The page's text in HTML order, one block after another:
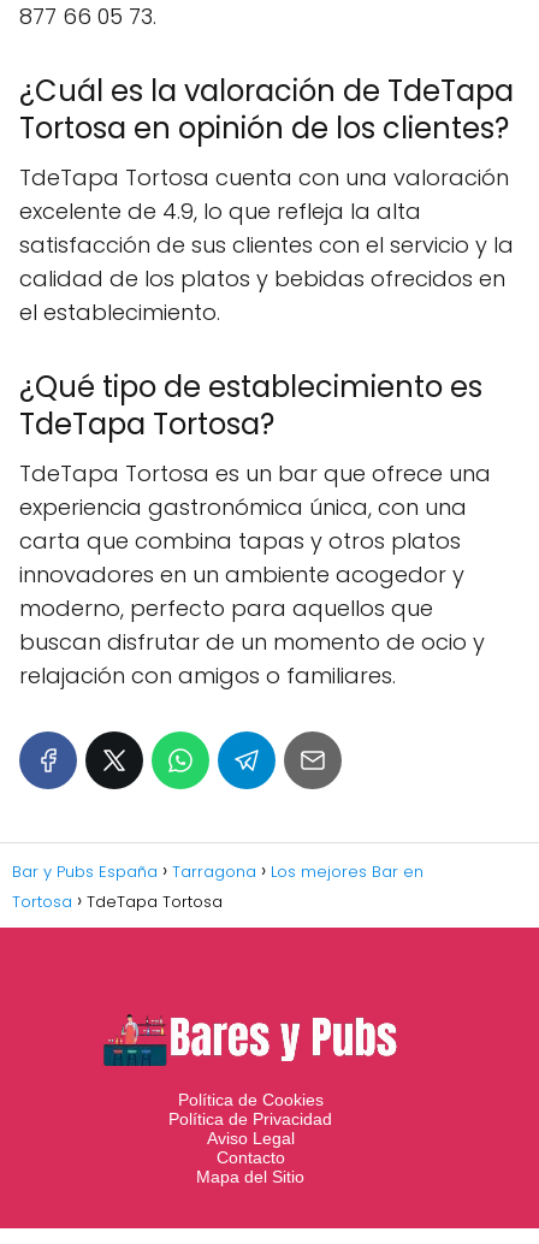
877 66 05 73.
¿Cuál es la valoración de TdeTapa
Tortosa en opinión de los clientes?
TdeTapa Tortosa cuenta con una valoración
excelente de 4.9, lo que refleja la alta
satisfacción de sus clientes con el servicio y la
calidad de los platos y bebidas ofrecidos en
el establecimiento.
¿Qué tipo de establecimiento es
TdeTapa Tortosa?
TdeTapa Tortosa es un bar que ofrece una
experiencia gastronómica única, con una
carta que combina tapas y otros platos
innovadores en un ambiente acogedor y
moderno, perfecto para aquellos que
buscan disfrutar de un momento de ocio y
relajación con amigos o familiares.
Bar y Pubs España Tarragona
Los mejores Bar en
Tortosa
TdeTapa Tortosa
Política de Cookies
Política de Privacidad
Aviso Legal
Contacto
Mapa del Sitio